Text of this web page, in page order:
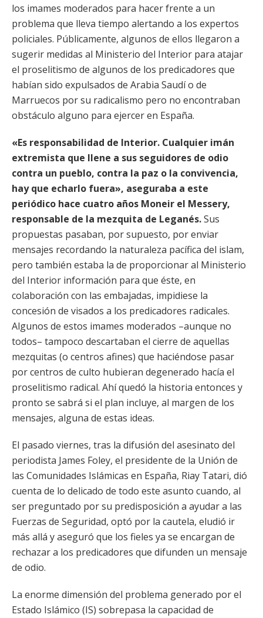
los imames moderados para hacer frente a un
problema que lleva tiempo alertando a los expertos
policiales. Públicamente, algunos de ellos llegaron a
sugerir medidas al Ministerio del Interior para atajar
el proselitismo de algunos de los predicadores que
habían sido expulsados de Arabia Saudí o de
Marruecos por su radicalismo pero no encontraban
obstáculo alguno para ejercer en España.
«Es responsabilidad de Interior. Cualquier imán
extremista que llene a sus seguidores de odio
contra un pueblo, contra la paz o la convivencia,
hay que echarlo fuera», aseguraba a este
periódico hace cuatro años Moneir el Messery,
responsable de la mezquita de Leganés.Sus
propuestas pasaban, por supuesto, por enviar
mensajes recordando la naturaleza pacífica del islam,
pero también estaba la de proporcionar al Ministerio
del Interior información para que éste, en
colaboración con las embajadas, impidiese la
concesión de visados a los predicadores radicales.
Algunos de estos imames moderados –aunque no
todos– tampoco descartaban el cierre de aquellas
mezquitas (o centros afines) que haciéndose pasar
por centros de culto hubieran degenerado hacía el
proselitismo radical. Ahí quedó la historia entonces y
pronto se sabrá si el plan incluye, al margen de los
mensajes, alguna de estas ideas.
El pasado viernes, tras la difusión del asesinato del
periodista James Foley, el presidente de la Unión de
las Comunidades Islámicas en España, Riay Tatari, dió
cuenta de lo delicado de todo este asunto cuando, al
ser preguntado por su predisposición a ayudar a las
Fuerzas de Seguridad, optó por la cautela, eludió ir
más allá y aseguró que los fieles ya se encargan de
rechazar a los predicadores que difunden un mensaje
de odio.
La enorme dimensión del problema generado por el
Estado Islámico (IS) sobrepasa la capacidad de